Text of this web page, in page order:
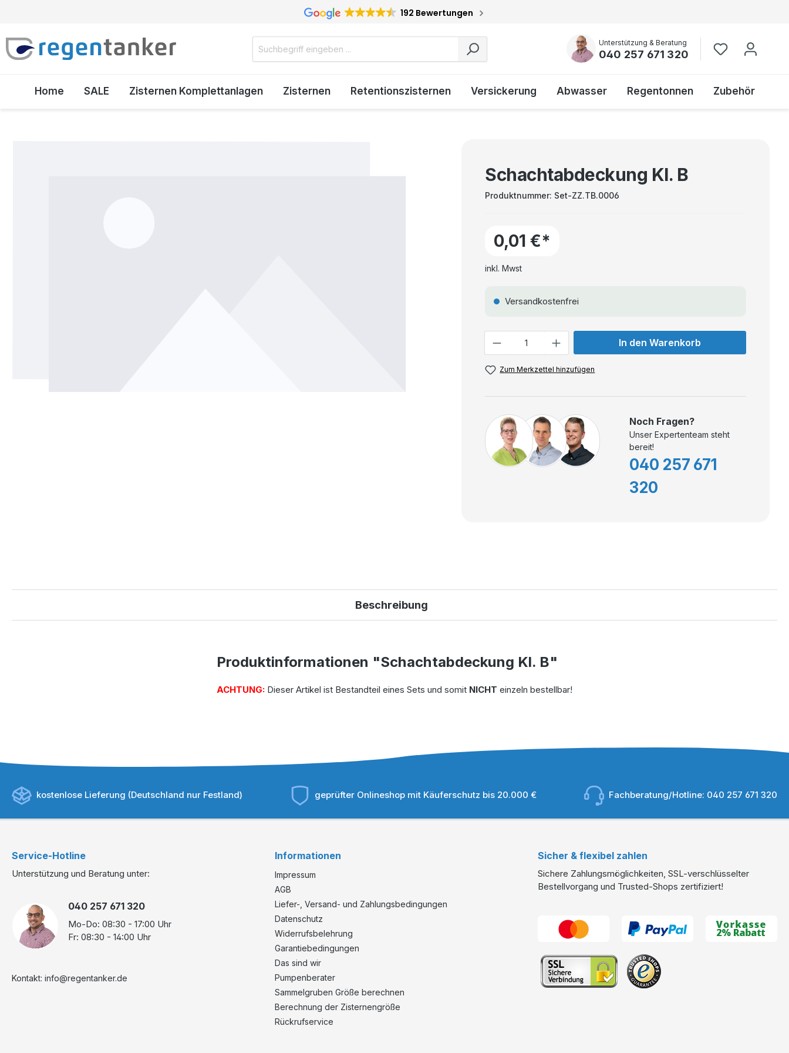
192 Bewertungen
Unterstützung & Beratung
040 257 671 320
Home SALE Zisternen Komplettanlagen Zisternen Retentionszisternen Versickerung Abwasser Regentonnen Zubehör
Schachtabdeckung Kl. B
Produktnummer: Set-ZZ.TB.0006
0,01 €*
inkl. Mwst
Versandkostenfrei
In den Warenkorb
Zum Merkzettel hinzufügen
Noch Fragen?
Unser Expertenteam steht
bereit!
040 257 671
320
Beschreibung
Produktinformationen "Schachtabdeckung Kl. B"
ACHTUNG: Dieser Artikel ist Bestandteil eines Sets und somit NICHT einzeln bestellbar!
kostenlose Lieferung (Deutschland nur Festland) geprüfter Onlineshop mit Käuferschutz bis 20.000 € Fachberatung/Hotline: 040 257 671 320
Service-Hotline
Unterstützung und Beratung unter:
040 257 671 320
Mo-Do: 08:30 - 17:00 Uhr
Fr: 08:30 - 14:00 Uhr
Kontakt: info@regentanker.de
Informationen
Impressum
AGB
Liefer-, Versand- und Zahlungsbedingungen
Datenschutz
Widerrufsbelehrung
Garantiebedingungen
Das sind wir
Pumpenberater
Sammelgruben Größe berechnen
Berechnung der Zisternengröße
Rückrufservice
Sicher & flexibel zahlen
Sichere Zahlungsmöglichkeiten, SSL-verschlüsselter
Bestellvorgang und Trusted-Shops zertifiziert!